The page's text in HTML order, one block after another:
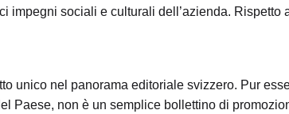
impegni sociali e culturali dell’azienda. Rispetto
unico nel panorama editoriale svizzero. Pur
Paese, non è un semplice bollettino di